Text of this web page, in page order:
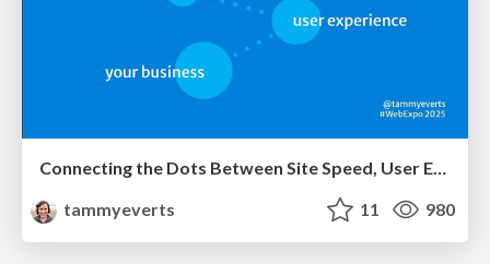
Connecting the Dots Between Site Speed, User Experience & Your Business [WebExpo 2025]
tammyeverts
11 980